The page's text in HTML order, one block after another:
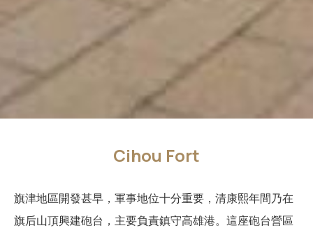
Cihou Fort
旗津地區開發甚早，軍事地位十分重要，清康熙年間乃在
旗后山頂興建砲台，主要負責鎮守高雄港。這座砲台營區